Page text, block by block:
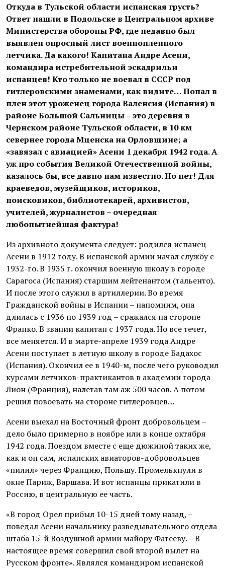
Откуда в Тульской области испанская грусть?
Ответ нашли в Подольске в Центральном архиве
Министерства обороны РФ, где недавно был
выявлен опросный лист военнопленного
летчика. Да какого! Капитана Андре Асени,
командира истребительной эскадрильи
испанцев! Кто только не воевал в СССР под
гитлеровскими знаменами, как видите… Попал в
плен этот уроженец города Валенсия (Испания) в
районе Большой Сальницы – это деревня в
Чернском районе Тульской области, в 10 км
севернее города Мценска на Орловщине; а
«завязал с авиацией» Асени 1 декабря 1942 года. А
уж про события Великой Отечественной войны,
казалось бы, все давно нам известно. Но нет! Для
краеведов, музейщиков, историков,
поисковиков, библиотекарей, архивистов,
учителей, журналистов – очередная
любопытнейшая фактура!
Из архивного документа следует: родился испанец
Асени в 1912 году. В испанской армии начал службу с
1932-го. В 1935 г. окончил военную школу в городе
Сарагоса (Испания) старшим лейтенантом (тальенто).
И после этого служил в артиллерии. Во время
Гражданской войны в Испании – напомним, она
длилась с 1936 по 1939 год – сражался на стороне
Франко. В звании капитан с 1937 года. Но все течет,
все меняется. И в марте-апреле 1939 года Андре
Асени поступает в летную школу в городе Бадахос
(Испания). Окончил ее в 1940-м, после чего руководил
курсами летчиков-практикантов в академии города
Лион (Франция), налетав там аж 500 часов. А потом
решил повоевать на стороне гитлеровцев…
Асени выехал на Восточный фронт добровольцем –
дело было примерно в ноябре или в конце октября
1942 года. Поездом вместе с еще дюжиной таких же,
как и он сам, испанских авиаторов-добровольцев
«пилил» через Францию, Польшу. Промелькнули в
окне Париж, Варшава. И вот испанцы прикатили в
Россию, в центральную ее часть.
«В город Орел прибыл 10-15 дней тому назад, –
поведал Асени начальнику разведывательного отдела
штаба 15-й Воздушной армии майору Фатееву. – В
настоящее время совершил свой второй вылет на
Русском фронте». Являлся командиром испанской